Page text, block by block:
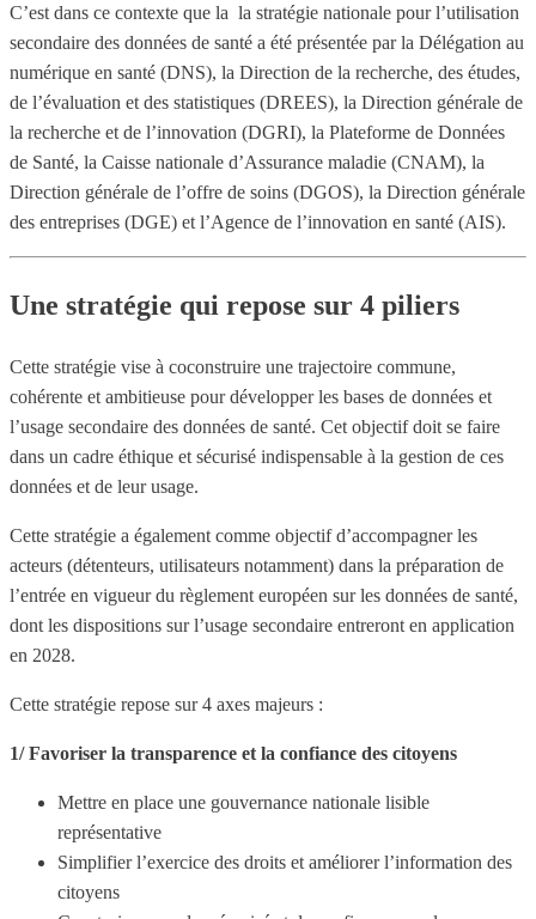
C’est dans ce contexte que la la stratégie nationale pour l’utilisation
secondaire des données de santé a été présentée par la Délégation au
numérique en santé (DNS), la Direction de la recherche, des études,
de l’évaluation et des statistiques (DREES), la Direction générale de
la recherche et de l’innovation (DGRI), la Plateforme de Données
de Santé, la Caisse nationale d’Assurance maladie (CNAM), la
Direction générale de l’offre de soins (DGOS), la Direction générale
des entreprises (DGE) et l’Agence de l’innovation en santé (AIS).
Une stratégie qui repose sur 4 piliers
Cette stratégie vise à coconstruire une trajectoire commune,
cohérente et ambitieuse pour développer les bases de données et
l’usage secondaire des données de santé. Cet objectif doit se faire
dans un cadre éthique et sécurisé indispensable à la gestion de ces
données et de leur usage.
Cette stratégie a également comme objectif d’accompagner les
acteurs (détenteurs, utilisateurs notamment) dans la préparation de
l’entrée en vigueur du règlement européen sur les données de santé,
dont les dispositions sur l’usage secondaire entreront en application
en 2028.
Cette stratégie repose sur 4 axes majeurs :
1/ Favoriser la transparence et la confiance des citoyens
Mettre en place une gouvernance nationale lisible
représentative
Simplifier l’exercice des droits et améliorer l’information des
citoyens